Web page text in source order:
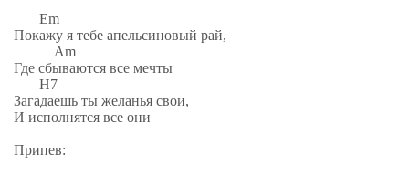
Em
Покажу я тебе апельсиновый рай,
Am
Где сбываются все мечты
H7
Загадаешь ты желанья свои,
И исполнятся все они
Припев: